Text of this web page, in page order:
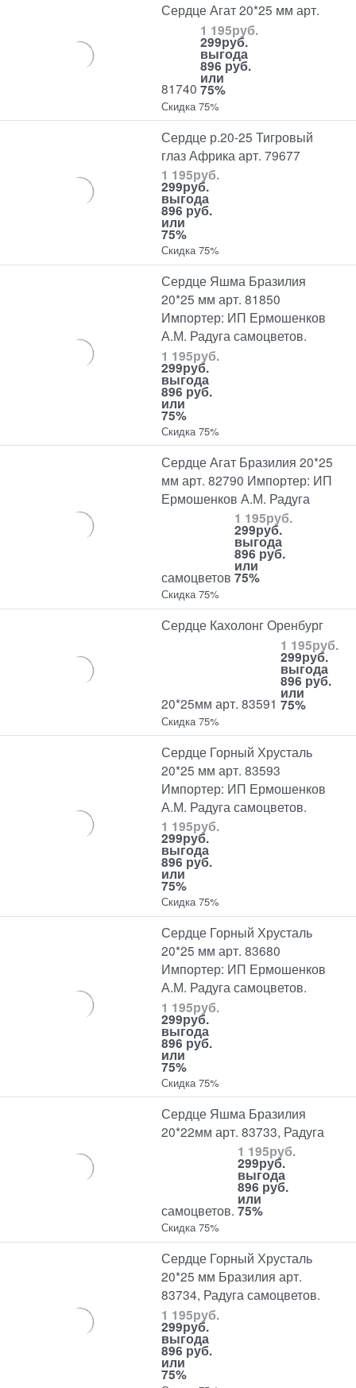
Сердце Агат 20*25 мм арт.
81740
1 195руб.
299руб.
выгода
896 руб.
или
75%
Скидка 75%
Сердце р.20-25 Тигровый
глаз Африка арт. 79677
1 195руб.
299руб.
выгода
896 руб.
или
75%
Скидка 75%
Сердце Яшма Бразилия
20*25 мм арт. 81850
Импортер: ИП Ермошенков
А.М. Радуга самоцветов.
1 195руб.
299руб.
выгода
896 руб.
или
75%
Скидка 75%
Сердце Агат Бразилия 20*25
мм арт. 82790 Импортер: ИП
Ермошенков А.М. Радуга
самоцветов
1 195руб.
299руб.
выгода
896 руб.
или
75%
Скидка 75%
Сердце Кахолонг Оренбург
20*25мм арт. 83591
1 195руб.
299руб.
выгода
896 руб.
или
75%
Скидка 75%
Сердце Горный Хрусталь
20*25 мм арт. 83593
Импортер: ИП Ермошенков
А.М. Радуга самоцветов.
1 195руб.
299руб.
выгода
896 руб.
или
75%
Скидка 75%
Сердце Горный Хрусталь
20*25 мм арт. 83680
Импортер: ИП Ермошенков
А.М. Радуга самоцветов.
1 195руб.
299руб.
выгода
896 руб.
или
75%
Скидка 75%
Сердце Яшма Бразилия
20*22мм арт. 83733, Радуга
самоцветов.
1 195руб.
299руб.
выгода
896 руб.
или
75%
Скидка 75%
Сердце Горный Хрусталь
20*25 мм Бразилия арт.
83734, Радуга самоцветов.
1 195руб.
299руб.
выгода
896 руб.
или
75%